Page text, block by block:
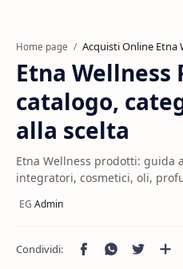
Home page Acquisti Online Etna
Etna
catalogo,
alla scelta
Etna Wellness prodotti: guida
integratori, cosmetici, oli,